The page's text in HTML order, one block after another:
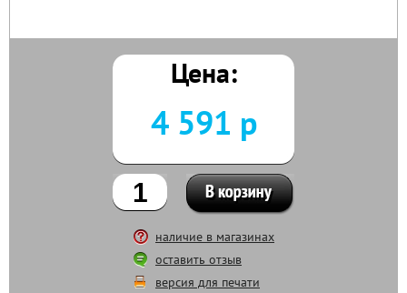
Цена:
4 591 р
наличие в магазинах
оставить отзыв
версия для печати